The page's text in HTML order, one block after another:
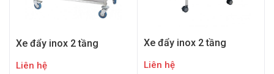
Xe đẩy inox 2 tầng
Liên hệ
Xe đẩy inox 2 tầng
Liên hệ